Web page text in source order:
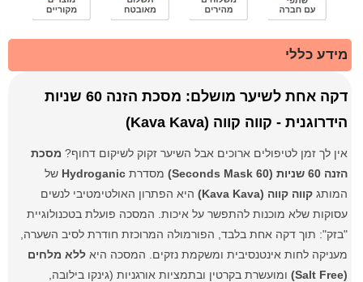
מידע כללי
דקה אחת לשיער מושלם: מסכת הזנה 60 שניות
הידרוגנית - קווה קווה (Kava Kava)
אין לך זמן לטיפולים ארוכים אבל השיער זקוק לשיקום דחוף? מסכת
הזנה 60 שניות (60 Seconds Mask)
מסדרתHydroganic של
המותגקווה קווה (Kava Kava)
היא הפתרון האולטימטיבי לנשים
עסוקות שלא מוכנות להתפשר על איכות. המסכה פועלת בטכנולוגיית
"בזק": תוך דקה אחת בלבד, הפורמולה המרוכזת חודרת לסיב השערה,
מעניקה לחות אינטנסיבית ומשקמת נזקים. המסכה היאללא מלחים
(Salt Free)
ומועשרת בקרטין ובתמציות אורגניות (גינקו בילובה,